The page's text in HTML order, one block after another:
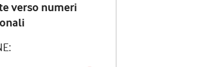
verso numeri